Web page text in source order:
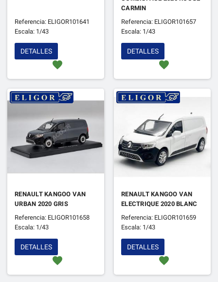
Referencia: ELIGOR101641
Escala: 1/43
favorite
DETALLES
CARMIN
Referencia: ELIGOR101657
Escala: 1/43
favorite
DETALLES
RENAULT KANGOO VAN
URBAN 2020 GRIS
Referencia: ELIGOR101658
Escala: 1/43
favorite
DETALLES
RENAULT KANGOO VAN
ELECTRIQUE 2020 BLANC
Referencia: ELIGOR101659
Escala: 1/43
favorite
DETALLES